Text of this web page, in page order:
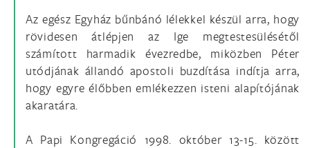
Az egész Egyház bűnbánó lélekkel készül arra, hogy
rövidesen átlépjen az Ige megtestesülésétől
számított harmadik évezredbe, miközben Péter
utódjának állandó apostoli buzdítása indítja arra,
hogy egyre élőbben emlékezzen isteni alapítójának
akaratára.
A Papi Kongregáció 1998. október 13-15. között